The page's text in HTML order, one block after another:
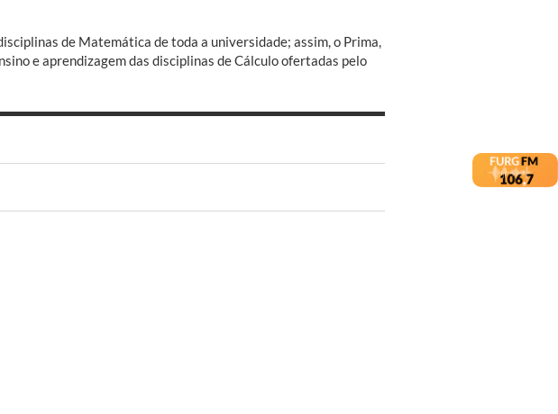
de Matemática de toda a universidade; assim, o Prima,
e aprendizagem das disciplinas de Cálculo ofertadas pelo